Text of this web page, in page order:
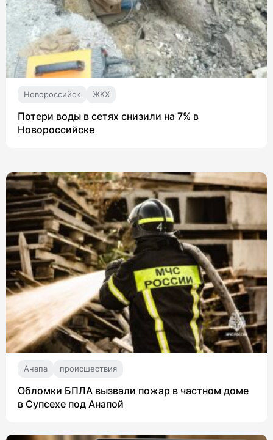
Новороссийск ЖКХ
Потери воды в сетях снизили на 7% в
Новороссийске
Анапа происшествия
Обломки БПЛА вызвали пожар в частном доме
в Супсехе под Анапой